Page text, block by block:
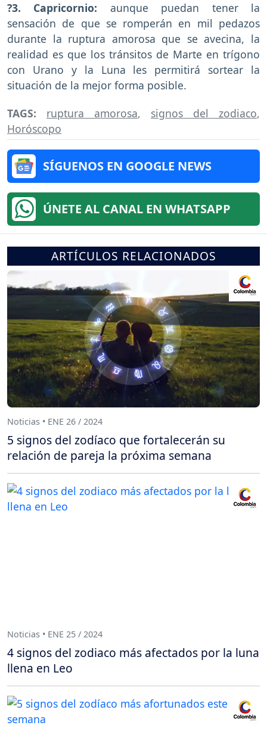
?3. Capricornio: aunque puedan tener la
sensación de que se romperán en mil pedazos
durante la ruptura amorosa que se avecina, la
realidad es que los tránsitos de Marte en trígono
con Urano y la Luna les permitirá sortear la
situación de la mejor forma posible.
TAGS: ruptura amorosa, signos del zodiaco,
Horóscopo
SÍGUENOS EN GOOGLE NEWS
ÚNETE AL CANAL EN WHATSAPP
ARTÍCULOS RELACIONADOS
Noticias • ENE 26 / 2024
5 signos del zodíaco que fortalecerán su
relación de pareja la próxima semana
Noticias • ENE 25 / 2024
4 signos del zodiaco más afectados por la luna
llena en Leo